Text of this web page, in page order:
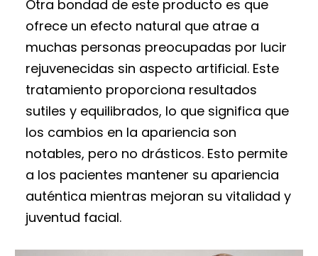
Otra bondad de este producto es que
ofrece un efecto natural que atrae a
muchas personas preocupadas por lucir
rejuvenecidas sin aspecto artificial. Este
tratamiento proporciona resultados
sutiles y equilibrados, lo que significa que
los cambios en la apariencia son
notables, pero no drásticos. Esto permite
a los pacientes mantener su apariencia
auténtica mientras mejoran su vitalidad y
juventud facial.